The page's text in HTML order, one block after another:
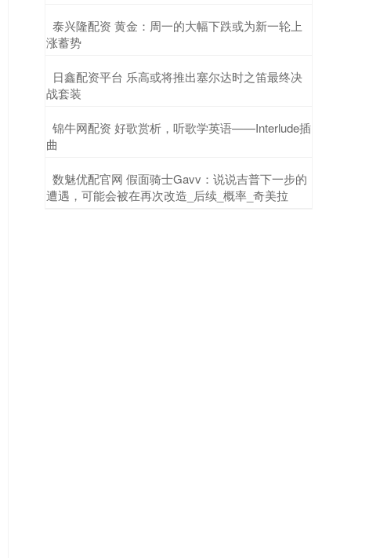
​泰兴隆配资 黄金：周一的大幅下跌或为新一轮上
涨蓄势
​日鑫配资平台 乐高或将推出塞尔达时之笛最终决
战套装
​锦牛网配资 好歌赏析，听歌学英语——Interlude插
曲
​数魅优配官网 假面骑士Gavv：说说吉普下一步的
遭遇，可能会被在再次改造_后续_概率_奇美拉